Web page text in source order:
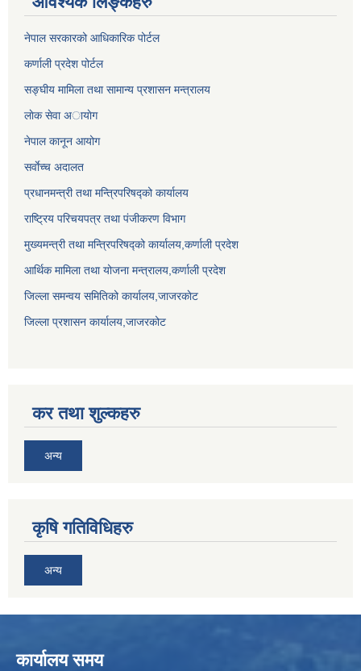
नेपाल सरकारको आधिकारिक पोर्टल
कर्णाली प्रदेश पोर्टल
सङ्घीय मामिला तथा सामान्य प्रशासन मन्त्रालय
लाेक सेवा अायाेग
नेपाल कानून आयोग
सर्वाेच्च अदालत
प्रधानमन्त्री तथा मन्त्रिपरिषद्को कार्यालय
राष्ट्रिय परिचयपत्र तथा पंजीकरण विभाग
मुख्यमन्त्री तथा मन्त्रिपरिषद्को कार्यालय,कर्णाली प्रदेश
आर्थिक मामिला तथा योजना मन्त्रालय,कर्णाली प्रदेश
जिल्ला समन्वय समितिको कार्यालय,जाजरकाेट
जिल्ला प्रशासन कार्यालय,जाजरकोट
कर तथा शुल्कहरु
अन्य
कृषि गतिविधिहरु
अन्य
कार्यालय समय